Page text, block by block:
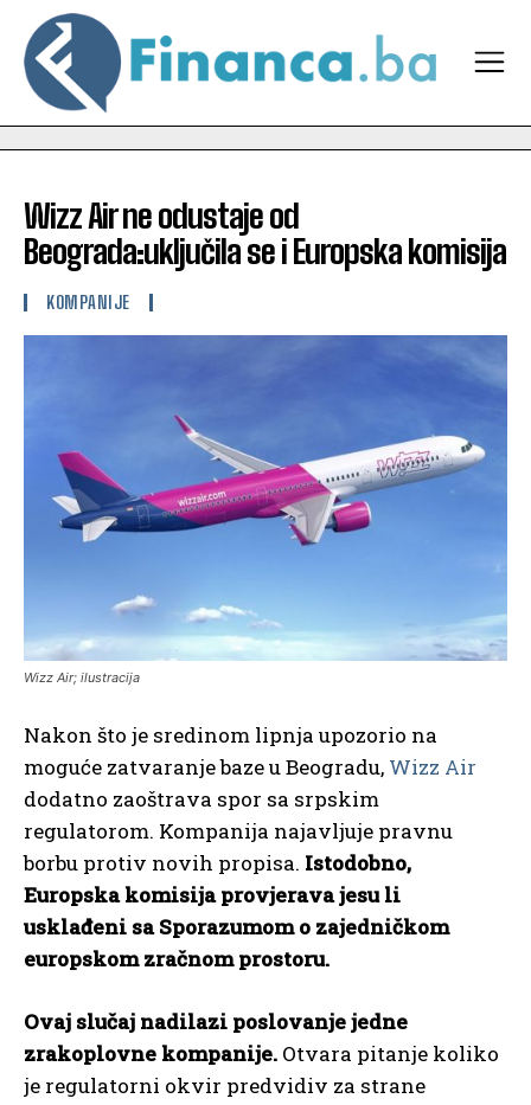
Wizz Air ne odustaje od
Beograda:uključila se i Europska komisija
KOMPANIJE
Wizz Air; ilustracija
Nakon što je sredinom lipnja upozorio na
moguće zatvaranje baze u Beogradu, Wizz Air
dodatno zaoštrava spor sa srpskim
regulatorom. Kompanija najavljuje pravnu
borbu protiv novih propisa. Istodobno,
Europska komisija provjerava jesu li
usklađeni sa Sporazumom o zajedničkom
europskom zračnom prostoru.
Ovaj slučaj nadilazi poslovanje jedne
zrakoplovne kompanije. Otvara pitanje koliko
je regulatorni okvir predvidiv za strane